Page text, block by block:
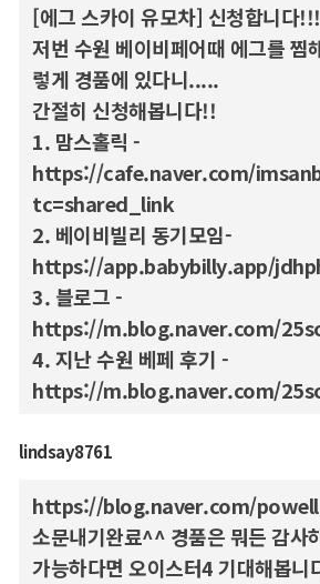
[에그 스카이 유모차] 신청합니
저번 수원 베이비페어때 에그를 찜
렇게 경품에 있다니.....
간절히 신청해봅니다!!
1. 맘스홀릭 -
https://cafe.naver.com/
tc=shared_link
2. 베이비빌리 동기모임-
https://app.babybilly.app/
3. 블로그 -
https://m.blog.naver.com/
4. 지난 수원 베페 후기 -
https://m.blog.naver.com/
lindsay8761
https://blog.naver.com/
소문내기완료^^ 경품은 뭐든 감사
가능하다면 오이스터4 기대해봅니